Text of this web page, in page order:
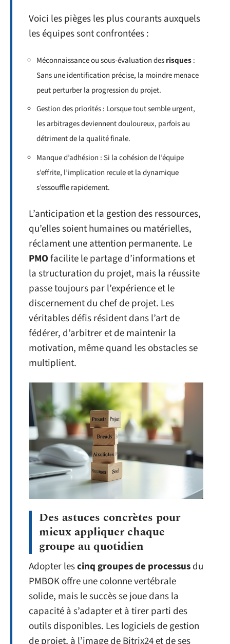
Voici les pièges les plus courants auxquels
les équipes sont confrontées :
Méconnaissance ou sous-évaluation desrisques:
Sans une identification précise, la moindre menace
peut perturber la progression du projet.
Gestion des priorités : Lorsque tout semble urgent,
les arbitrages deviennent douloureux, parfois au
détriment de la qualité finale.
Manque d’adhésion : Si la cohésion de l’équipe
s’effrite, l’implication recule et la dynamique
s’essouffle rapidement.
L’anticipation et la gestion des ressources,
qu’elles soient humaines ou matérielles,
réclament une attention permanente. Le
PMOfacilite le partage d’informations et
la structuration du projet, mais la réussite
passe toujours par l’expérience et le
discernement du chef de projet. Les
véritables défis résident dans l’art de
fédérer, d’arbitrer et de maintenir la
motivation, même quand les obstacles se
multiplient.
Des astuces concrètes pour
mieux appliquer chaque
groupe au quotidien
Adopter lescinq groupes de processusdu
PMBOK offre une colonne vertébrale
solide, mais le succès se joue dans la
capacité à s’adapter et à tirer parti des
outils disponibles. Les logiciels de gestion
de projet, à l’image de Bitrix24 et de ses